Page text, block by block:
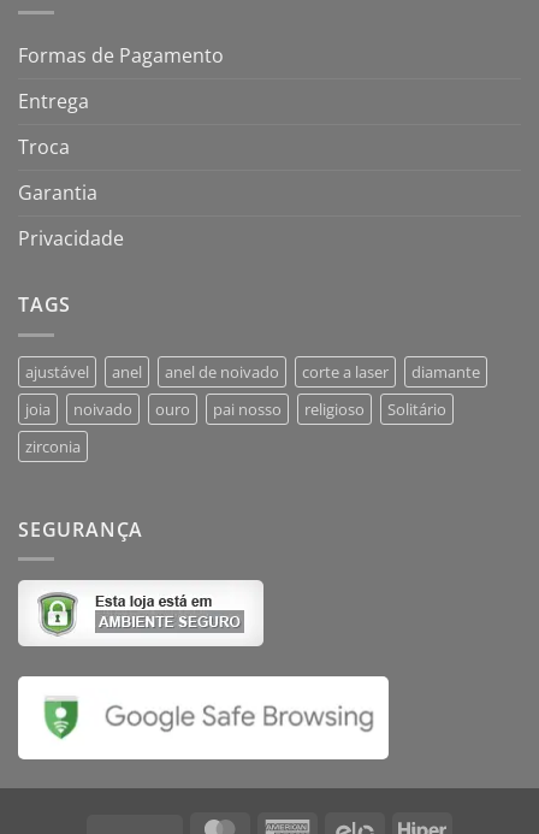
Formas de Pagamento
Entrega
Troca
Garantia
Privacidade
TAGS
ajustável anel anel de noivado corte a laser
diamante
joia
noivado ouro pai nosso religioso
Solitário
zirconia
SEGURANÇA
MasterCardAmerican Elo Hiper